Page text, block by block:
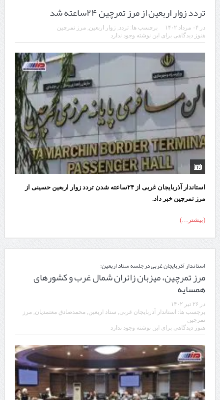
تردد زوار اربعین از مرز تمرچین ۲۴ساعته شد
در ۰۴ مرداد ۱۴۰۲ برچسب ها: تردد زوار اربعین مرز تمرچین
هنوز دیدگاهی برای این نوشته وجود ندارد
استاندار آذربایجان غربی از ۲۴ساعته شدن تردد زوار اربعین حسینی از
مرز تمرچین خبر داد.
(بیشتر…)
استاندار آذربایجان غربی در جلسه ستاد اربعین:
مرز تمرچین، میزبان زائران شمال غرب و کشورهای
همسایه
در ۲۶ تیر ۱۴۰۲
برچسب ها: استاندار آذربایجان غربی ستاد اربعین محمدصادق معتمدیان مرز
تمرچین
هنوز دیدگاهی برای این نوشته وجود ندارد